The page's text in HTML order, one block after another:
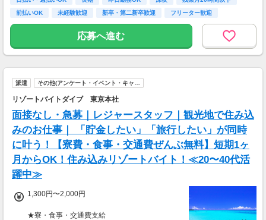
前払いOK
未経験歓迎 新卒・第二新卒歓迎 フリーター歓迎
応募へ進む
派遣 その他(アンケート・イベント・キャ…
リゾートバイトダイブ 東京本社
面接なし・急募｜レジャースタッフ｜観光地で住み込
みのお仕事｜ 「貯金したい」「旅行したい」が同時
に叶う！【寮費・食事・交通費ぜんぶ無料】短期1ヶ
月からOK！住み込みリゾートバイト！≪20〜40代活
躍中≫
1,300円〜2,000円
★寮・食事・交通費支給